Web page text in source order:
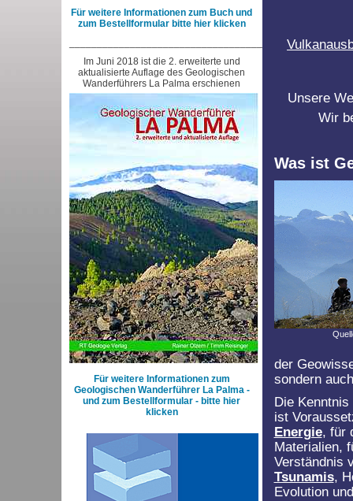
Für weitere Informationen zum Buch und
zum Bestellformular bitte hier klicken
Im Juni 2018 ist die 2. erweiterte und
aktualisierte Auflage des Geologischen
Wanderführers La Palma erschienen
Für weitere Informationen zum
Geologischen Wanderführer La Palma -
und zum Bestellformular - bitte hier
klicken
Unsere
Wir
Was ist
der
sondern
Die
ist
Energie, für
Materialien,
Verständnis
Tsunamis,
Evolution